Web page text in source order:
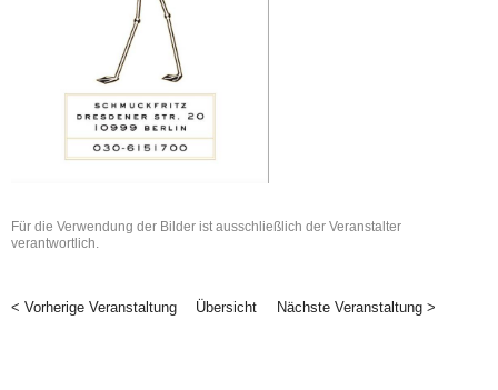
Für die Verwendung der Bilder ist ausschließlich der Veranstalter
verantwortlich.
< Vorherige Veranstaltung Übersicht Nächste Veranstaltung >